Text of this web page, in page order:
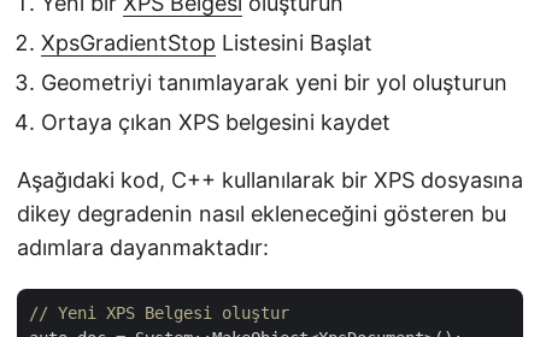
XpsGradientStop Listesini Başlat
Geometriyi tanımlayarak yeni bir yol oluşturun
Ortaya çıkan XPS belgesini kaydet
Aşağıdaki kod, C++ kullanılarak bir XPS dosyasına
dikey degradenin nasıl ekleneceğini gösteren bu
adımlara dayanmaktadır:
// Yeni XPS Belgesi oluştur